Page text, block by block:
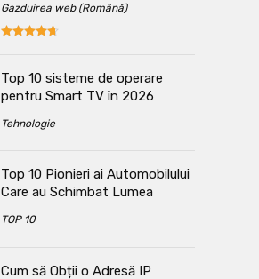
Gazduirea web (Română)
Top 10 sisteme de operare
pentru Smart TV în 2026
Tehnologie
Top 10 Pionieri ai Automobilului
Care au Schimbat Lumea
TOP 10
Cum să Obții o Adresă IP